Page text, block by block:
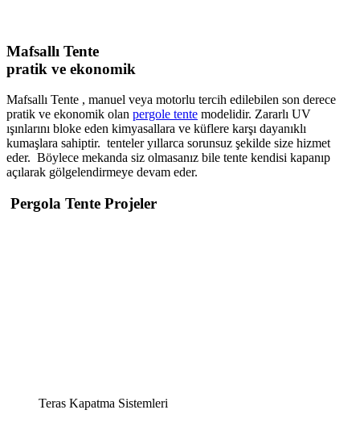
Mafsallı Tente
pratik ve ekonomik
Mafsallı Tente , manuel veya motorlu tercih edilebilen son derece
pratik ve ekonomik olan pergole tente modelidir. Zararlı UV
ışınlarını bloke eden kimyasallara ve küflere karşı dayanıklı
kumaşlara sahiptir. tenteler yıllarca sorunsuz şekilde size hizmet
eder. Böylece mekanda siz olmasanız bile tente kendisi kapanıp
açılarak gölgelendirmeye devam eder.
Pergola Tente Projeler
Teras Kapatma Sistemleri